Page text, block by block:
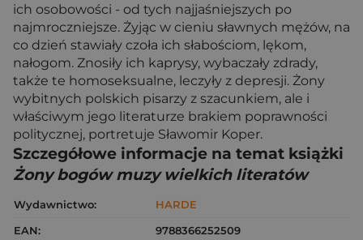
ich osobowości - od tych najjaśniejszych po
najmroczniejsze. Żyjąc w cieniu sławnych mężów, na
co dzień stawiały czoła ich słabościom, lękom,
nałogom. Znosiły ich kaprysy, wybaczały zdrady,
także te homoseksualne, leczyły z depresji. Żony
wybitnych polskich pisarzy z szacunkiem, ale i
właściwym jego literaturze brakiem poprawności
politycznej, portretuje Sławomir Koper.
Szczegółowe informacje na temat książki
Żony bogów muzy wielkich literatów
Wydawnictwo:
HARDE
EAN:
9788366252509